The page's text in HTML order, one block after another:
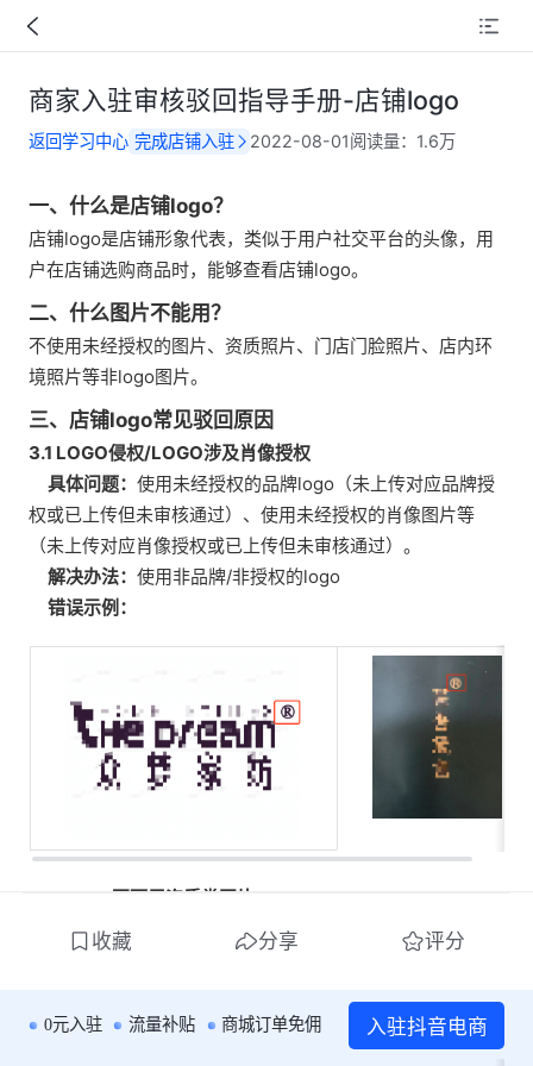
商家入驻审核驳回指导手册-店铺logo
返回学习中心 完成店铺入驻 2022-08-01阅读量： 1.6万
一、什么是店铺logo？
店铺logo是店铺形象代表，类似于用户社交平台的头像，用
户在店铺选购商品时，能够查看店铺logo。
二、什么图片不能用？
不使用未经授权的图片、资质照片、门店门脸照片、店内环
境照片等非logo图片。
三、店铺logo常见驳回原因
3.1 LOGO侵权/LOGO涉及肖像授权
具体问题： 使用未经授权的品牌logo（未上传对应品牌授
权或已上传但未审核通过）、使用未经授权的肖像图片等
（未上传对应肖像授权或已上传但未审核通过）。
解决办法： 使用非品牌/非授权的logo
错误示例：
3.2 LOGO不可用资质类图片
具体问题：
使用营业执照、许可证图片等资质图片作为log
错误示例：
收藏 分享 评分
0元入驻 流量补贴 商城订单免佣 入驻抖音电商